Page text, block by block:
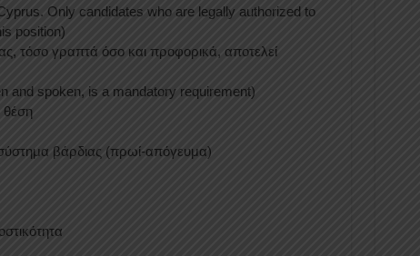
Only candidates who are legally authorized to
position)
τόσο γραπτά όσο και προφορικά, αποτελεί
and spoken, is a mandatory requirement)
θέση
βάρδιας (πρωί-απόγευμα)